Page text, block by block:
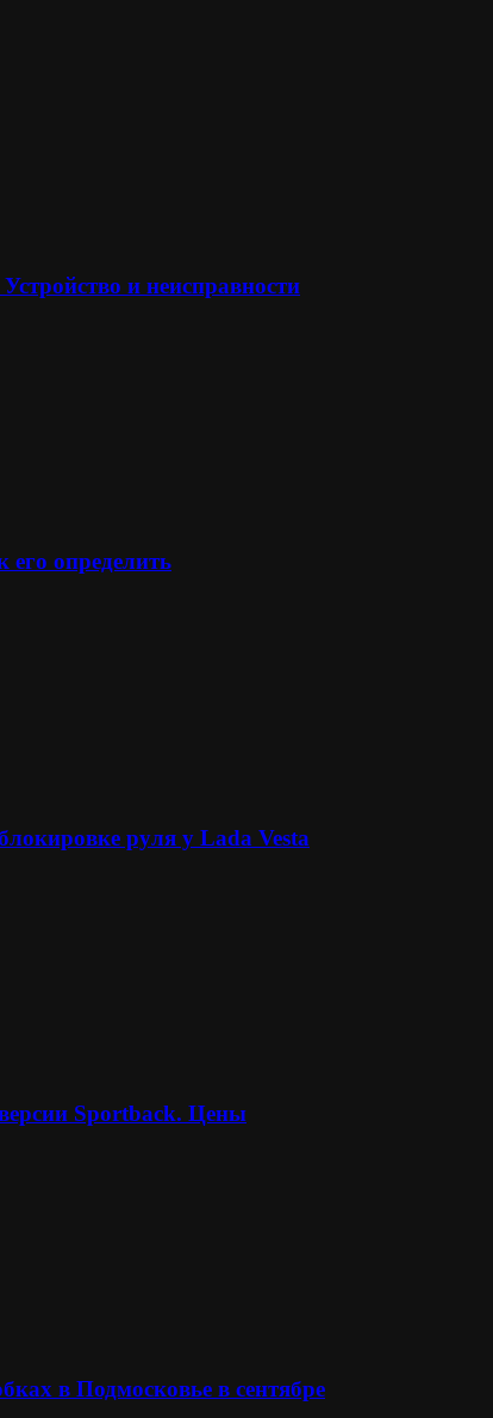
и неисправности
его определить
руля у Lada Vesta
Sportback. Цены
в Подмосковье в сентябре